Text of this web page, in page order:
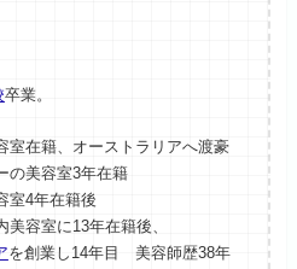
卒業。
室在籍、オーストラリアへ渡豪
の美容室3年在籍
室4年在籍後
容室に13年在籍後、
を創業し14年目 美容師歴38年